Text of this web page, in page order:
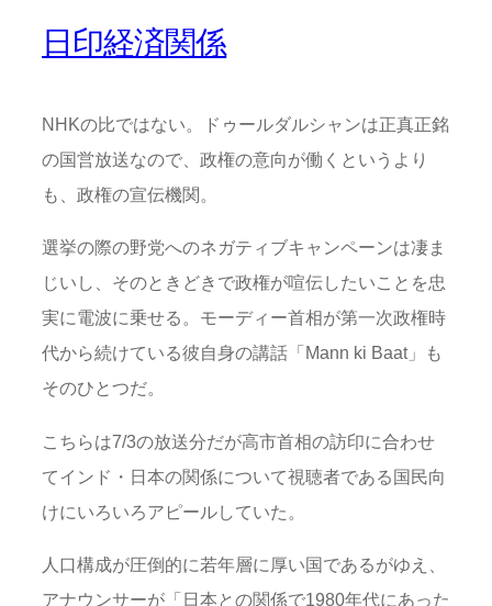
日印経済関係
NHKの比ではない。ドゥールダルシャンは正真正銘
の国営放送なので、政権の意向が働くというより
も、政権の宣伝機関。
選挙の際の野党へのネガティブキャンペーンは凄ま
じいし、そのときどきで政権が喧伝したいことを忠
実に電波に乗せる。モーディー首相が第一次政権時
代から続けている彼自身の講話「Mann ki Baat」も
そのひとつだ。
こちらは7/3の放送分だが高市首相の訪印に合わせ
てインド・日本の関係について視聴者である国民向
けにいろいろアピールしていた。
人口構成が圧倒的に若年層に厚い国であるがゆえ、
アナウンサーが「日本との関係で1980年代にあった